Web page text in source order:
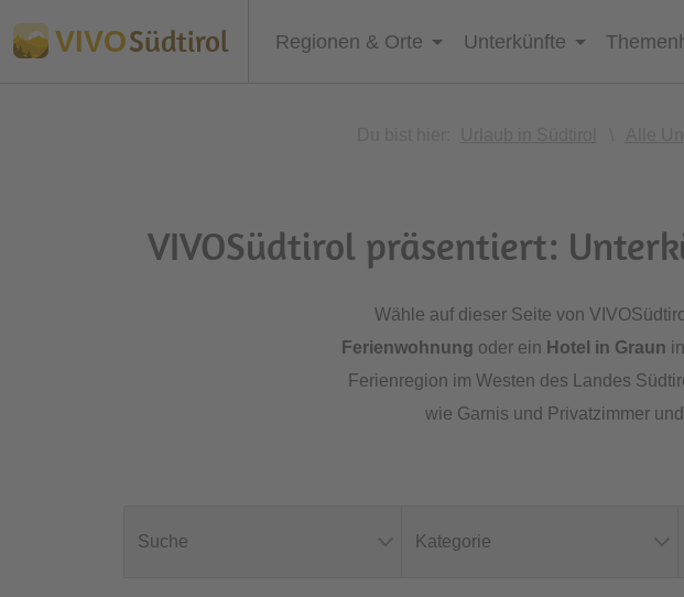
VIVOSüdtirol Regionen & Orte Unterkünfte
VIVOSüdtirol präsentiert:
Wähle auf dieser Seite von
Ferienwohnung oder ein Hotel in Graun
Ferienregion im Westen des Landes
wie Garnis und Privatzimmer
Suche Kategorie